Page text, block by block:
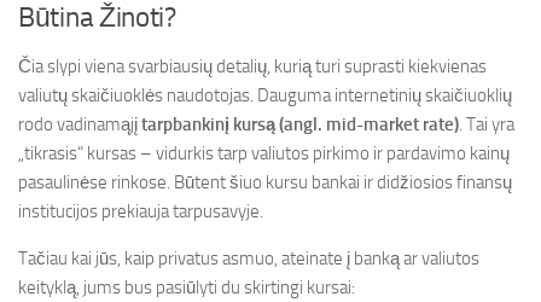
Būtina Žinoti?
Čia slypi viena svarbiausių detalių, kurią turi suprasti kiekvienas
valiutų skaičiuoklės naudotojas. Dauguma internetinių skaičiuoklių
rodo vadinamąjįtarpbankinį kursą (angl. mid-market rate). Tai yra
„tikrasis“ kursas – vidurkis tarp valiutos pirkimo ir pardavimo kainų
pasaulinėse rinkose. Būtent šiuo kursu bankai ir didžiosios finansų
institucijos prekiauja tarpusavyje.
Tačiau kai jūs, kaip privatus asmuo, ateinate į banką ar valiutos
keityklą, jums bus pasiūlyti du skirtingi kursai: